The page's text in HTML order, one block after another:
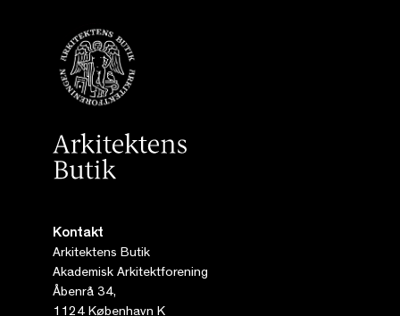
Kontakt
Arkitektens Butik
Akademisk Arkitektforening
Åbenrå 34,
1124 København K